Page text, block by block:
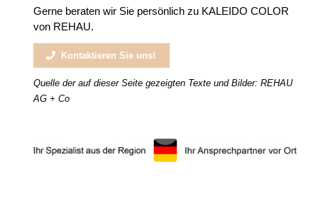
Gerne beraten wir Sie persönlich zu KALEIDO COLOR
von REHAU.
Kontaktieren Sie uns!
Quelle der auf dieser Seite gezeigten Texte und Bilder: REHAU
AG + Co